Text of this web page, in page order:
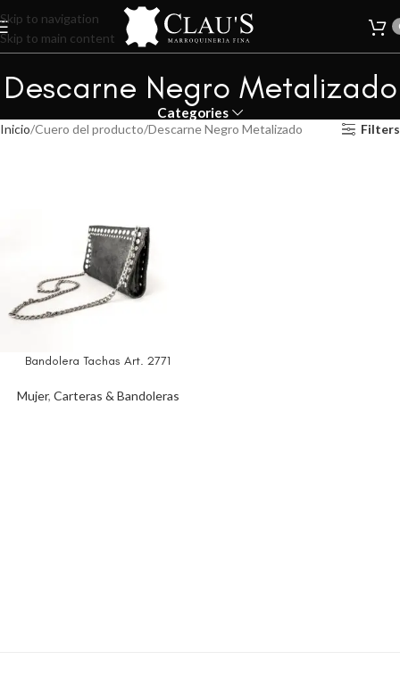
Skip to navigation
Skip to main content
Descarne Negro Metalizado
Categories
Inicio Cuero del producto Descarne Negro Metalizado Filters
Bandolera Tachas Art. 2771
Mujer, Carteras & Bandoleras